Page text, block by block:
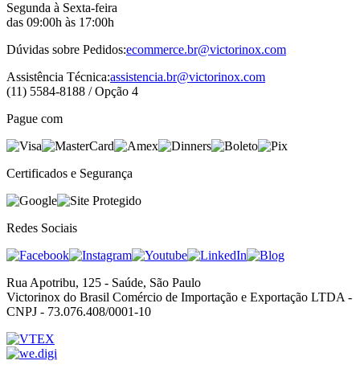
Segunda à Sexta-feira
das 09:00h às 17:00h
Dúvidas sobre Pedidos:ecommerce.br@victorinox.com
Assistência Técnica:assistencia.br@victorinox.com
(11) 5584-8188 / Opção 4
Pague com
Certificados e Segurança
Redes Sociais
Rua Apotribu, 125 - Saúde, São Paulo
Victorinox do Brasil Comércio de Importação e Exportação LTDA -
CNPJ - 73.076.408/0001-10